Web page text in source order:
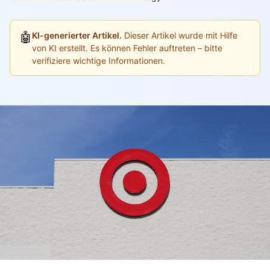
🤖 KI-generierter Artikel. Dieser Artikel wurde mit Hilfe
von KI erstellt. Es können Fehler auftreten – bitte
verifiziere wichtige Informationen.